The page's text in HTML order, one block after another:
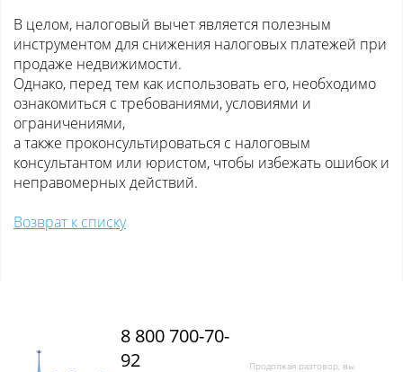
В целом, налоговый вычет является полезным
инструментом для снижения налоговых платежей при
продаже недвижимости.
Однако, перед тем как использовать его, необходимо
ознакомиться с требованиями, условиями и
ограничениями,
а также проконсультироваться с налоговым
консультантом или юристом, чтобы избежать ошибок и
неправомерных действий.
Возврат к списку
8 800 700-70-
92
Продолжая разговор, вы